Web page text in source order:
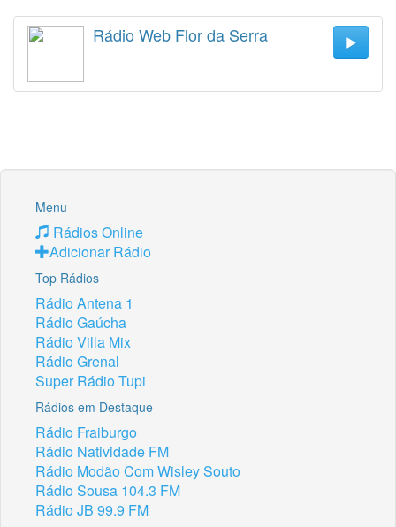
Rádio Web Flor da Serra
Menu
Rádios Online
Adicionar Rádio
Top Rádios
Rádio Antena 1
Rádio Gaúcha
Rádio Villa Mix
Rádio Grenal
Super Rádio Tupi
Rádios em Destaque
Rádio Fraiburgo
Rádio Natividade FM
Rádio Modão Com Wisley Souto
Rádio Sousa 104.3 FM
Rádio JB 99.9 FM